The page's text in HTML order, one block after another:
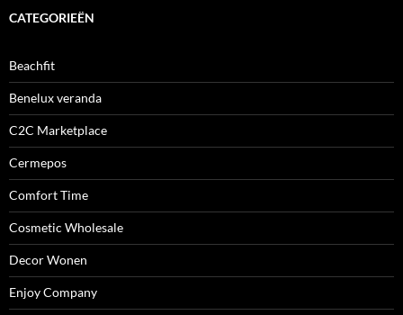
CATEGORIEËN
Beachfit
Benelux veranda
C2C Marketplace
Cermepos
Comfort Time
Cosmetic Wholesale
Decor Wonen
Enjoy Company